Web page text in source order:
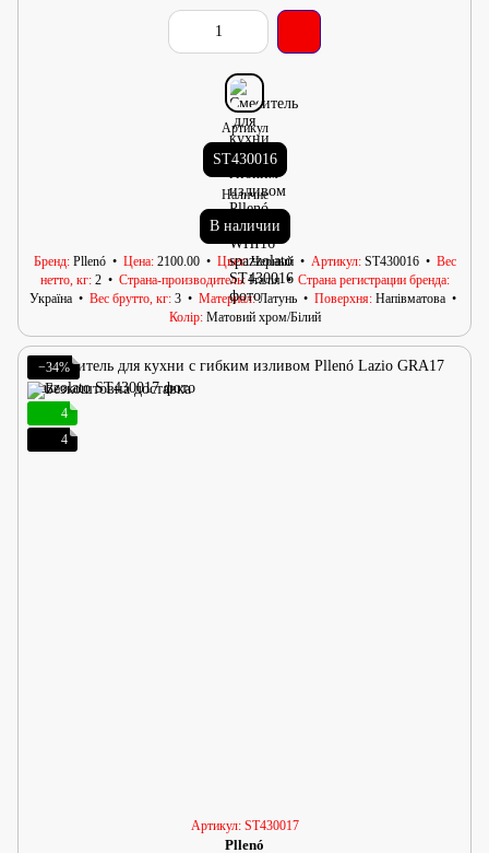
Артикул
ST430016
Наличие
В наличии
Бренд Pllenó Цена 2100.00 Цвет Черный Артикул ST430016
Вес
нетто, кг 2 Страна-производитель Італія
Страна регистрации бренда
Україна
Вес брутто, кг 3 Материал Латунь Поверхня Напівматова
Колір Матовий хром/Білий
−34%
4
4
Артикул: ST430017
Pllenó